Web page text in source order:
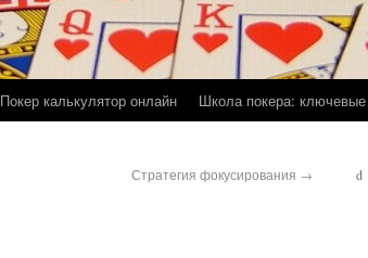
Покер калькулятор онлайн Школа покера:
Стратегия фокусирования → d